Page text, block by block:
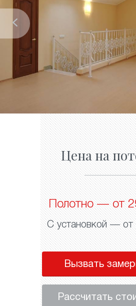
Цена на
Полотно — от
С установкой —
Вызвать
Рассчитать